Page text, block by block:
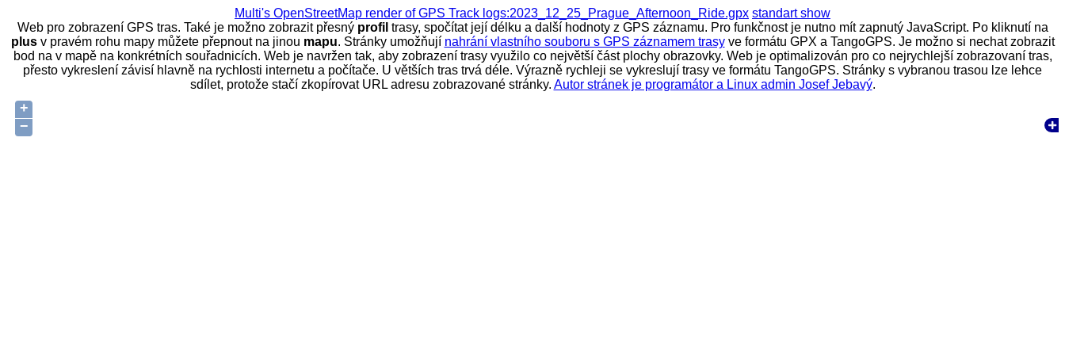
Multi's OpenStreetMap render of GPS Track logs:2023_12_25_Prague_Afternoon_Ride.gpx standart show
Web pro zobrazení GPS tras. Také je možno zobrazit přesný profil trasy, spočítat její délku a další hodnoty z GPS záznamu. Pro funkčnost je nutno mít zapnutý JavaScript. Po kliknutí na
plusv pravém rohu mapy můžete přepnout na jinou mapu. Stránky umožňují nahrání vlastního souboru s GPS záznamem trasyve formátu GPX a TangoGPS. Je možno si nechat zobrazit
bod na v mapě na konkrétních souřadnicích. Web je navržen tak, aby zobrazení trasy využilo co největší část plochy obrazovky. Web je optimalizován pro co nejrychlejší zobrazovaní tras,
přesto vykreslení závisí hlavně na rychlosti internetu a počítače. U větších tras trvá déle. Výrazně rychleji se vykreslují trasy ve formátu TangoGPS. Stránky s vybranou trasou lze lehce
sdílet, protože stačí zkopírovat URL adresu zobrazované stránky. Autor stránek je programátor a Linux admin Josef Jebavý.
+
−